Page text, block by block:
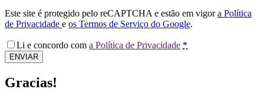
Este site é protegido pelo reCAPTCHA e estão em vigora Política
de Privacidade e os Termos de Serviço do Google.
Li e concordo com a Política de Privacidade *
ENVIAR
Gracias!